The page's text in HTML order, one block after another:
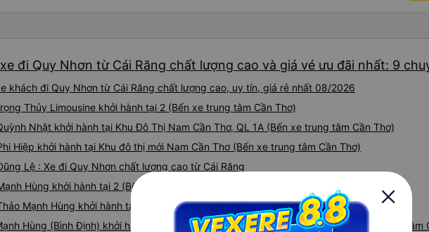
khoảng 4:00 sáng và 9:00
cấp bàn chải đánh răng, đó
nghỉ đêm nào cho đến
hy vọng các điểm dừng sẽ
tương lai. Nhìn chung, tôi
dịch vụ xe buýt giường nằm
buýt giường nằm thoải mái
thực sự hy vọng rằng trong
thường xuyên theo lịch
tuyến đường này một lần
đi Quy Nhơn từ Cái Răng chất lượng cao và giá vé ưu đãi nhất: 9
khách đi Quy Nhơn từ Cái Răng chất lượng cao, uy tín, giá rẻ nhất 08/2026
Thủy Limousine khởi hành tại 2 (Bến xe trung tâm Cần Thơ)
Nhật khởi hành tại Khu Đô Thị Nam Cần Thơ, QL 1A (Bến xe trung tâm Cần Thơ)
Hiệp khởi hành tại Khu đô thị mới Nam Cần Thơ (Bến xe trung tâm Cần Thơ)
Lệ : Xe đi Quy Nhơn chất lượng cao từ Cái Răng
Hùng khởi hành tại 2 (Bến xe trung tâm Cần Thơ)
Mạnh Hùng khởi hành tại 2 (Bến xe trung tâm Cần Thơ)
Hùng (Bình Định) khởi hành tại Khu Đô Thị Nam Cần Thơ, Quốc Lộ 1A (Bến xe trung tâm